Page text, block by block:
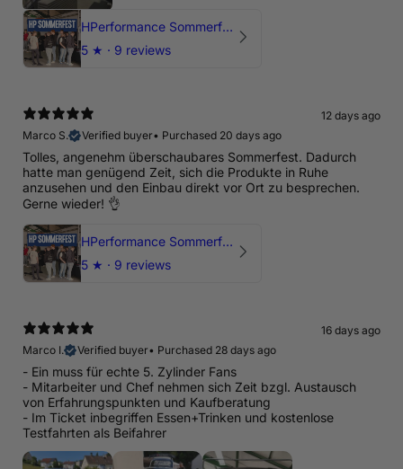
HPerformance Sommerfest 2026
5 ★ · 9 reviews
12 days ago
Marco S.
Verified buyer• Purchased 20 days ago
Tolles, angenehm überschaubares Sommerfest. Dadurch
hatte man genügend Zeit, sich die Produkte in Ruhe
anzusehen und den Einbau direkt vor Ort zu besprechen.
Gerne wieder! 👌
HPerformance Sommerfest 2026
5 ★ · 9 reviews
16 days ago
Marco I.
Verified buyer• Purchased 28 days ago
- Ein muss für echte 5. Zylinder Fans
- Mitarbeiter und Chef nehmen sich Zeit bzgl. Austausch
von Erfahrungspunkten und Kaufberatung
- Im Ticket inbegriffen Essen+Trinken und kostenlose
Testfahrten als Beifahrer